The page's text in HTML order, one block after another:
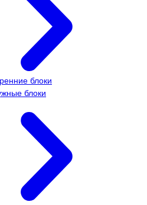
блоки
блоки